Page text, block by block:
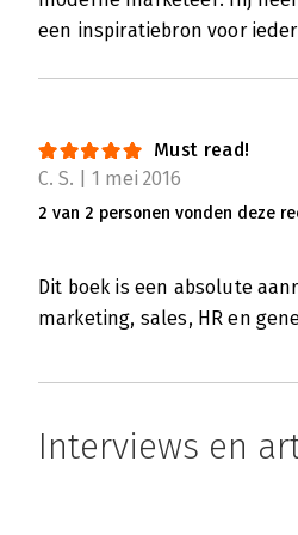
een inspiratiebron voor
Must read!
C. S. | 1 mei 2016
2 van 2 personen vonden deze
Dit boek is een absolute
marketing, sales, HR en
Interviews en